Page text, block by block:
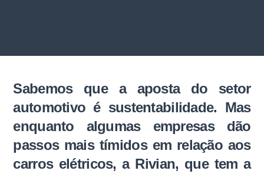
Sabemos que a aposta do setor
automotivo é sustentabilidade. Mas
enquanto algumas empresas dão
passos mais tímidos em relação aos
carros elétricos, a Rivian, que tem a